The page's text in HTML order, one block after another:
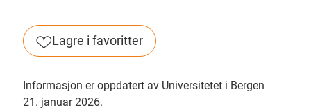
Lagre i favoritter
Informasjon er oppdatert av Universitetet i Bergen
21. januar 2026.